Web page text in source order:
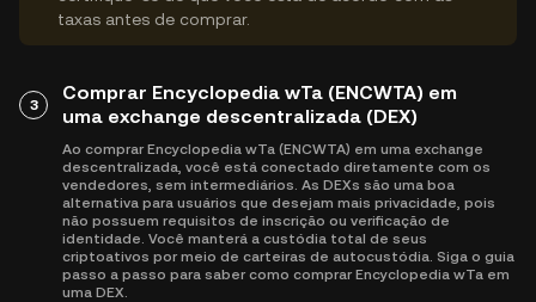
taxas antes de comprar.
3
Comprar Encyclopedia wTa (ENCWTA) em
uma exchange descentralizada (DEX)
Ao comprar Encyclopedia wTa (ENCWTA) em uma exchange
descentralizada, você está conectado diretamente com os
vendedores, sem intermediários. As DEXs são uma boa
alternativa para usuários que desejam mais privacidade, pois
não possuem requisitos de inscrição ou verificação de
identidade. Você manterá a custódia total de seus
criptoativos por meio de carteiras de autocustódia. Siga o guia
passo a passo para saber como comprar Encyclopedia wTa em
uma DEX.